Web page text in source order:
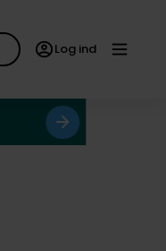
Log ind